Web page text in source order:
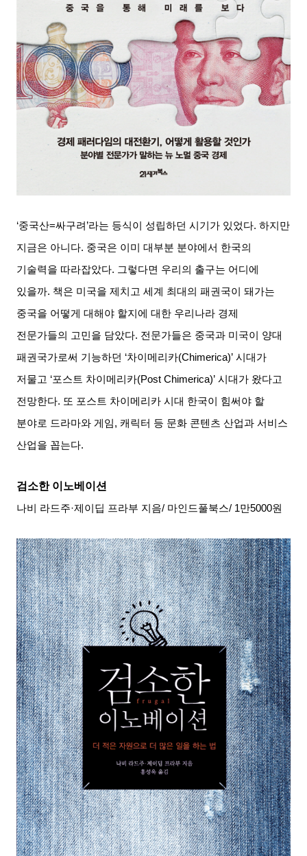
‘중국산=싸구려 ’라는 등식이 성립하던 시기가 있었다.하지만
지금은 아니다. 중국은 이미 대부분 분야에서 한국의
기술력을 따라잡았다. 그렇다면 우리의 출구는 어디에
있을까. 책은 미국을 제치고 세계 최대의 패권국이 돼가는
중국을 어떻게 대해야 할지에 대한 우리나라 경제
전문가들의 고민을 담았다. 전문가들은 중국과 미국이 양대
패권국가로써 기능하던 ‘차이메리카(Chimerica)’시대가
저물고 ‘포스트 차이메리카(Post Chimerica)’시대가 왔다고
전망한다. 또 포스트 차이메리카 시대 한국이 힘써야 할
분야로 드라마와 게임,캐릭터 등 문화 콘텐츠 산업과 서비스
산업을 꼽는다.
검소한 이노베이션
나비 라드주·제이딥 프라부 지음/ 마인드풀북스/ 1만5000원